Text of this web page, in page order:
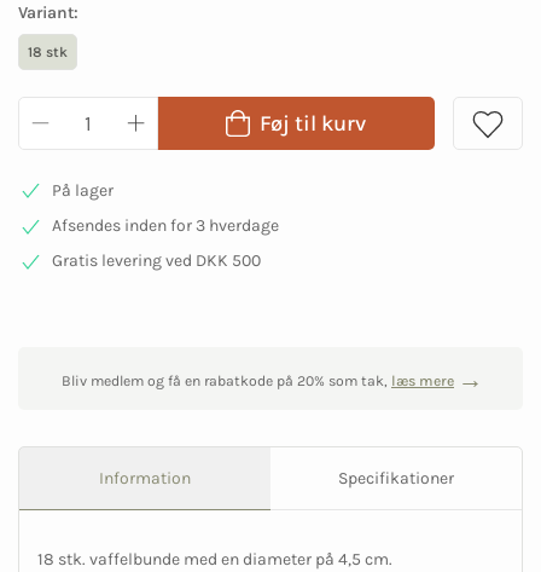
Variant:
18 stk
Føj til kurv
På lager
Afsendes inden for 3 hverdage
Gratis levering ved DKK 500
Bliv medlem og få en rabatkode på 20% som tak, læs mere
Information Specifikationer
18 stk. vaffelbunde med en diameter på 4,5 cm.